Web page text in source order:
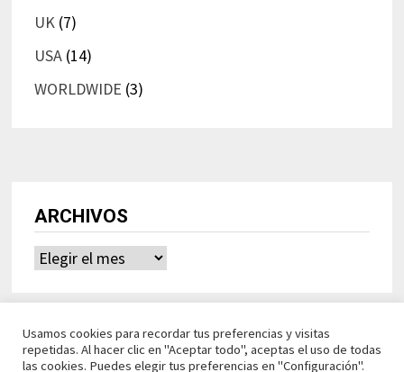
UK(7)
USA(14)
WORLDWIDE (3)
ARCHIVOS
Archivos
Usamos cookies para recordar tus preferencias y visitas
repetidas. Al hacer clic en "Aceptar todo", aceptas el uso de todas
las cookies. Puedes elegir tus preferencias en "Configuración".